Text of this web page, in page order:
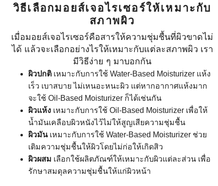
วิธีเลือกมอยส์เจอไรเซอร์ให้เหมาะกับ
สภาพผิว
เมื่อมอยส์เจอไรเซอร์คือสารให้ความชุ่มชื้นที่ผิวขาดไม่
ได้ แล้วจะเลือกอย่างไรให้เหมาะกับแต่ละสภาพผิว เรา
มีวิธีง่าย ๆ มาบอกกัน
ผิวปกติ เหมาะกับการใช้ Water-Based Moisturizer แห้ง
เร็ว เบาสบาย ไม่เหนอะหนะผิว แต่หากอากาศแห้งมาก
จะใช้ Oil-Based Moisturizer ก็ได้เช่นกัน
ผิวแห้ง เหมาะกับการใช้ Oil-Based Moisturizer เพื่อให้
น้ำมันเคลือบผิวหนังไว้ไม่ให้สูญเสียความชุ่มชื้น
ผิวมันเหมาะกับการใช้ Water-Based Moisturizer ช่วย
เติมความชุ่มชื้นให้ผิวโดยไม่ก่อให้เกิดสิว
ผิวผสม เลือกใช้ผลิตภัณฑ์ให้เหมาะกับผิวแต่ละส่วน เพื่อ
รักษาสมดุลความชุ่มชื้นให้แก่ผิวหน้า